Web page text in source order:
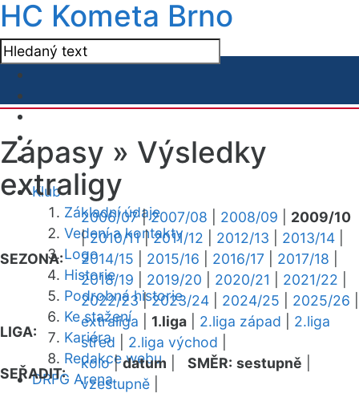
HC Kometa Brno
Klub
Základní údaje
Vedení a kontakty
Logo
Historie
Podrobná historie
Ke stažení
Kariéra
Redakce webu
DRFG Arena
Zápasy » Výsledky
extraligy
SEZONA:
2006/07|2007/08 2008/09
2009/10
|2010/11|2011/12 2012/13 2013/14
2014/15
2015/16 2016/17 2017/18
2018/19
2019/20 2020/21 2021/22
2022/23|2023/24 2024/25 2025/26
LIGA:
extraliga 1.liga 2.liga západ
2.liga
střed
2.liga východ
SEŘADIT:
kolo|datum SMĚR: sestupně
vzestupně